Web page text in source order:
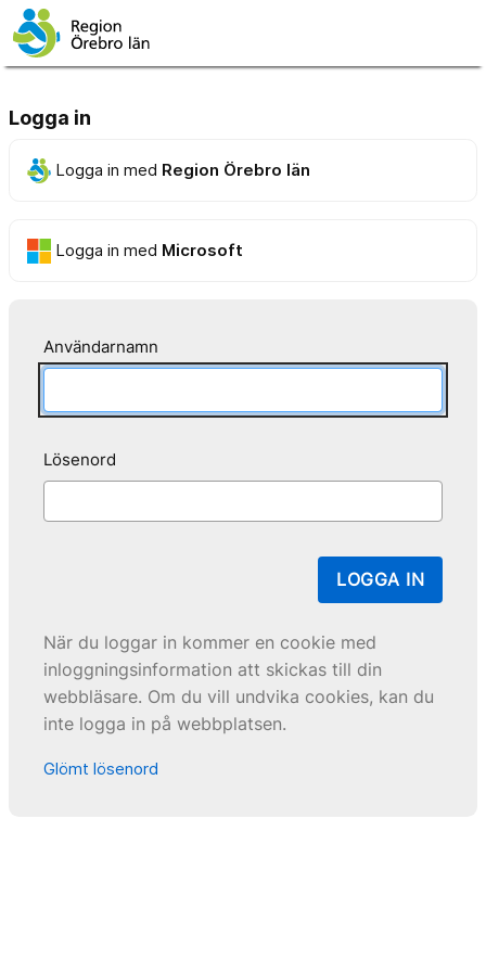
Logga in
Logga in med Region Örebro län
Logga in med Microsoft
Användarnamn
Lösenord
LOGGA IN
När du loggar in kommer en cookie med
inloggningsinformation att skickas till din
webbläsare. Om du vill undvika cookies, kan du
inte logga in på webbplatsen.
Glömt lösenord